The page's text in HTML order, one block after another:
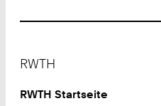
RWTH
RWTH Startseite